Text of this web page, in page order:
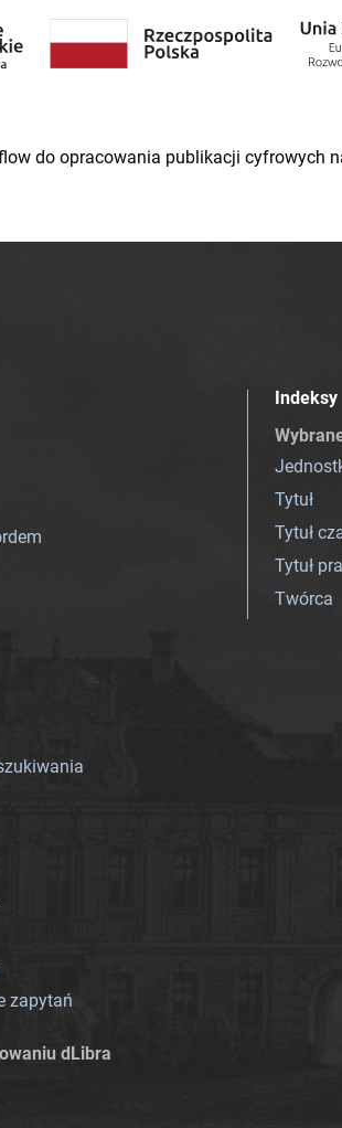
do opracowania publikacji cyfrowych
Indeksy
Tytuł
Tytuł
Tytuł
Twórca
zapytań
dLibra